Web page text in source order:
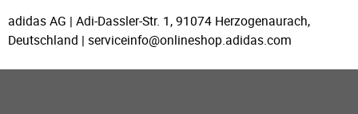
adidas AG | Adi-Dassler-Str. 1, 91074 Herzogenaurach,
Deutschland | serviceinfo@onlineshop.adidas.com